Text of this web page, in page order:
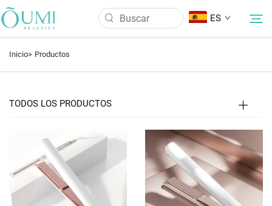
ES
Noticias
Aplicación
Inicio> Productos
TODOS LOS PRODUCTOS